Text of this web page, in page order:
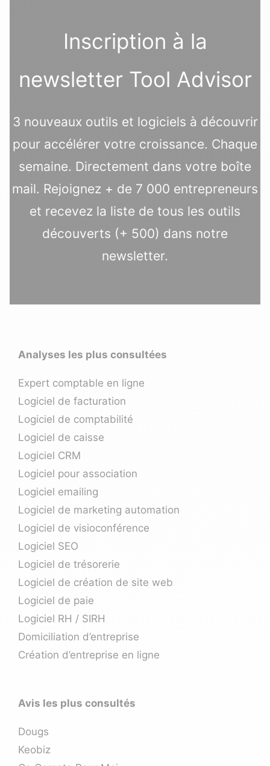
Inscription à la
newsletter Tool Advisor
3 nouveaux outils et logiciels à découvrir
pour accélérer votre croissance. Chaque
semaine. Directement dans votre boîte
mail. Rejoignez + de 7 000 entrepreneurs
et recevez la liste de tous les outils
découverts (+ 500) dans notre
newsletter.
Analyses les plus consultées
Expert comptable en ligne
Logiciel de facturation
Logiciel de comptabilité
Logiciel de caisse
Logiciel CRM
Logiciel pour association
Logiciel emailing
Logiciel de marketing automation
Logiciel de visioconférence
Logiciel SEO
Logiciel de trésorerie
Logiciel de création de site web
Logiciel de paie
Logiciel RH / SIRH
Domiciliation d’entreprise
Création d’entreprise en ligne
Avis les plus consultés
Dougs
Keobiz